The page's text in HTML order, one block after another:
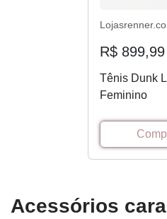
R$ 899,99
Tênis Dunk
Feminino
Acessórios